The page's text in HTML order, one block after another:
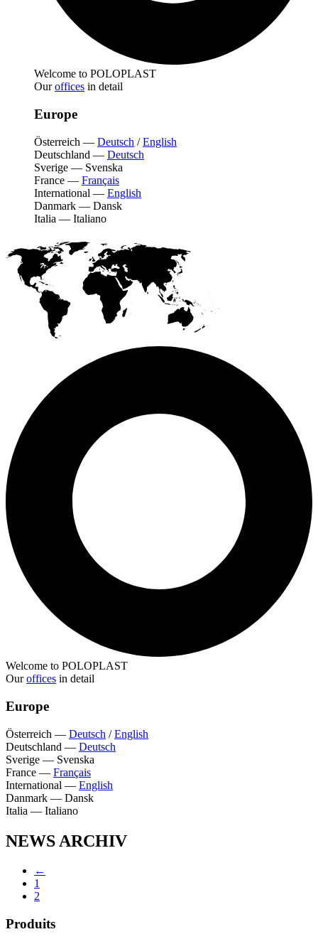
Welcome to POLOPLAST
Ouroffices in detail
Europe
Österreich — Deutsch /English
Deutschland — Deutsch
Sverige — Svenska
France — Français
International — English
Danmark — Dansk
Italia — Italiano
Welcome to POLOPLAST
Ouroffices in detail
Europe
Österreich — Deutsch /English
Deutschland — Deutsch
Sverige — Svenska
France — Français
International — English
Danmark — Dansk
Italia — Italiano
NEWS ARCHIV
←
1
2
Produits